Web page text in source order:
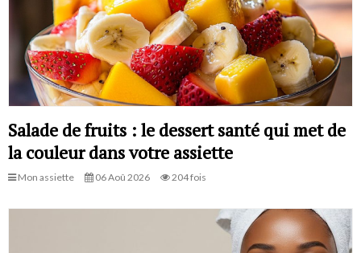
Salade de fruits : le dessert santé qui met de
la couleur dans votre assiette
Mon assiette 06 Aoû 2026 204 fois